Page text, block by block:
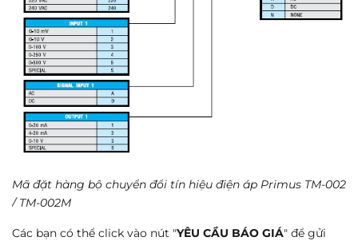
Mã đặt hàng bộ chuyển đổi tín hiệu điện áp Primus TM-002
/ TM-002M
Các bạn có thể click vào nút "YÊU CẦU BÁO GIÁ" để gửi